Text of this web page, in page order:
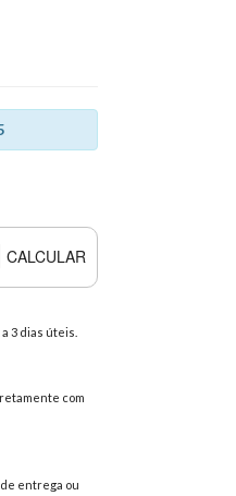
CALCULAR
3 dias úteis.
com
entrega ou